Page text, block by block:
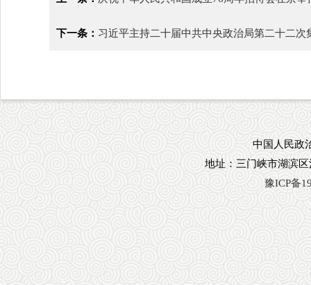
下一条： 习近平主持二十届中共中央政治局第二十二次
中国人民政
地址：三门峡市湖滨
豫ICP备